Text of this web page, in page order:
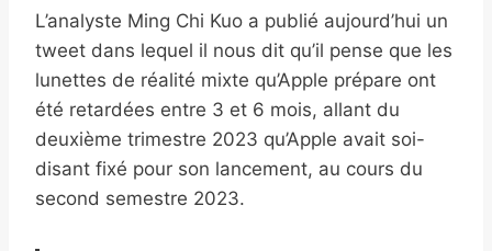
L’analyste Ming Chi Kuo a publié aujourd’hui un
tweet dans lequel il nous dit qu’il pense que les
lunettes de réalité mixte qu’Apple prépare ont
été retardées entre 3 et 6 mois, allant du
deuxième trimestre 2023 qu’Apple avait soi-
disant fixé pour son lancement, au cours du
second semestre 2023.